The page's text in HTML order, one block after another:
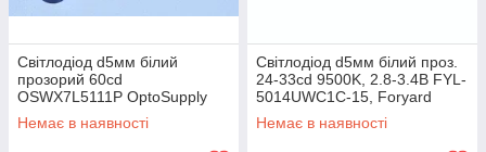
Світлодіод d5мм білий
прозорий 60cd
OSWX7L5111P OptoSupply
#5.92
Немає в наявності
Світлодіод d5мм білий проз.
24-33cd 9500K, 2.8-3.4В FYL-
5014UWC1C-15, Foryard
Немає в наявності